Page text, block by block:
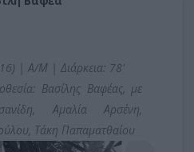
| Α/Μ | Διάρκεια: 78'
Βασίλης Βαφέας, με
Αμαλία Αρσένη,
Τάκη Παπαματθαίου